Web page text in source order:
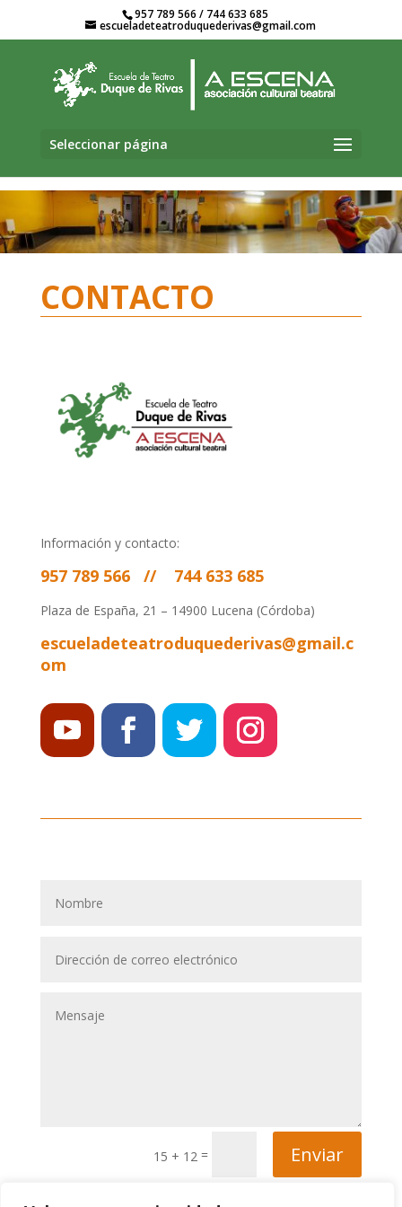
957 789 566 / 744 633 685
escueladeteatroduquederivas@gmail.com
Seleccionar página
CONTACTO
Información y contacto:
957 789 566// 744 633 685
Plaza de España, 21 – 14900 Lucena (Córdoba)
escueladeteatroduquederivas@gmail.c
om
15 + 12 = Enviar